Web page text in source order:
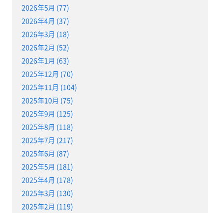
2026年5月 (77)
2026年4月 (37)
2026年3月 (18)
2026年2月 (52)
2026年1月 (63)
2025年12月 (70)
2025年11月 (104)
2025年10月 (75)
2025年9月 (125)
2025年8月 (118)
2025年7月 (217)
2025年6月 (87)
2025年5月 (181)
2025年4月 (178)
2025年3月 (130)
2025年2月 (119)